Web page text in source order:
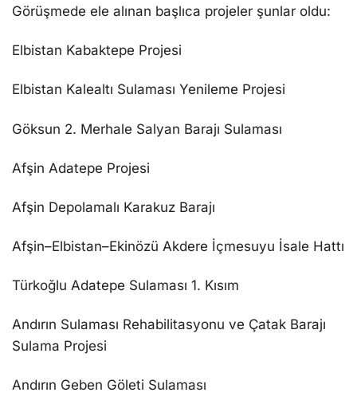
Görüşmede ele alınan başlıca projeler şunlar oldu:
Elbistan Kabaktepe Projesi
Elbistan Kalealtı Sulaması Yenileme Projesi
Göksun 2. Merhale Salyan Barajı Sulaması
Afşin Adatepe Projesi
Afşin Depolamalı Karakuz Barajı
Afşin–Elbistan–Ekinözü Akdere İçmesuyu İsale Hattı
Türkoğlu Adatepe Sulaması 1. Kısım
Andırın Sulaması Rehabilitasyonu ve Çatak Barajı
Sulama Projesi
Andırın Geben Göleti Sulaması